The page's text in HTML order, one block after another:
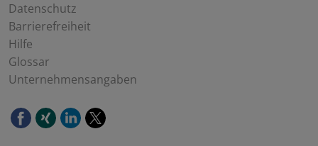
Datenschutz
Barrierefreiheit
Hilfe
Glossar
Unternehmensangaben